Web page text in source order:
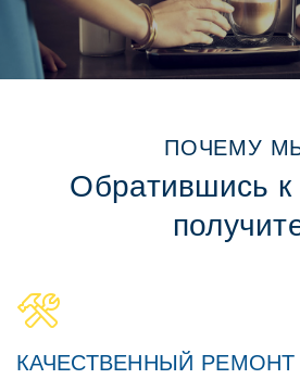
СДЕЛАТЬ ЗАЯВКУ!
ПОЧЕМУ
Обратившись
КАЧЕСТВЕННЫЙ РЕМОНТ